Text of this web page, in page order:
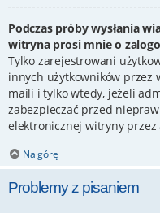
Podczas próby wysłania
witryna prosi mnie o
Tylko zarejestrowani
innych użytkowników przez
maili i tylko wtedy, jeżeli
zabezpieczać przed
elektronicznej witryny
Na górę
Problemy z pisaniem